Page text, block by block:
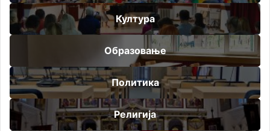
Култура
Образовање
Политика
Религија